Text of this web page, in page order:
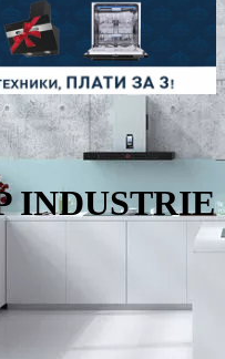
INDUSTRIE